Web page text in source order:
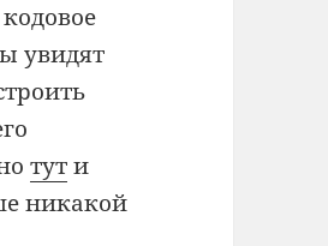
увидят
тути
никакой